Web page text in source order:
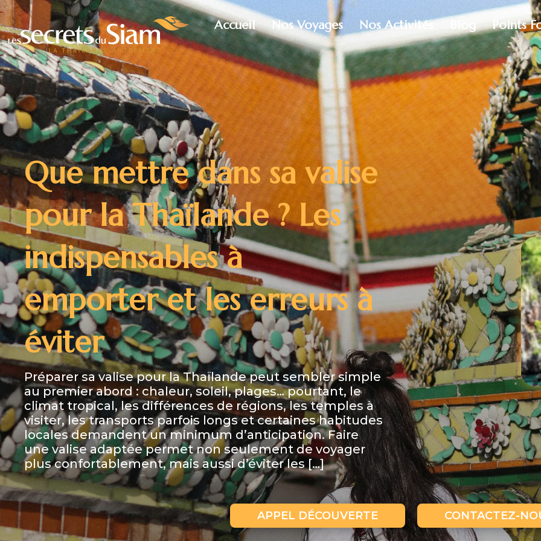
Accueil Nos Voyages Nos Activités Blog Points
Que mettre dans sa valise
pour la Thaïlande ? Les
indispensables à
emporter et les erreurs à
éviter
Préparer sa valise pour la Thaïlande peut sembler simple
au premier abord : chaleur, soleil, plages… pourtant, le
climat tropical, les différences de régions, les temples à
visiter, les transports parfois longs et certaines habitudes
locales demandent un minimum d’anticipation. Faire
une valise adaptée permet non seulement de voyager
plus confortablement, mais aussi d’éviter les […]
APPEL DÉCOUVERTE CONTACTEZ-